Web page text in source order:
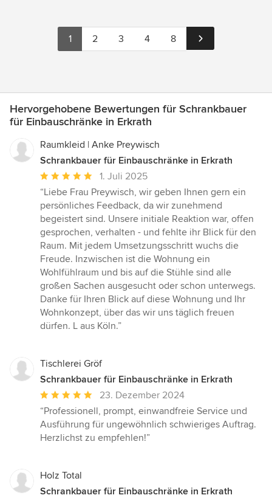
1 2 3 4 8
Hervorgehobene Bewertungen für Schrankbauer
für Einbauschränke in Erkrath
Raumkleid | Anke Preywisch
Schrankbauer für Einbauschränke in Erkrath
Durchschnittliche
Bewertung:
5
von
5
Sternen
1. Juli 2025
“Liebe Frau Preywisch, wir geben Ihnen gern ein
persönliches Feedback, da wir zunehmend
begeistert sind. Unsere initiale Reaktion war, offen
gesprochen, verhalten - und fehlte ihr Blick für den
Raum. Mit jedem Umsetzungsschritt wuchs die
Freude. Inzwischen ist die Wohnung ein
Wohlfühlraum und bis auf die Stühle sind alle
großen Sachen ausgesucht oder schon unterwegs.
Danke für Ihren Blick auf diese Wohnung und Ihr
Wohnkonzept, über das wir uns täglich freuen
dürfen. L aus Köln.”
Tischlerei Gröf
Schrankbauer für Einbauschränke in Erkrath
Durchschnittliche
Bewertung:
5
von
23. Dezember 2024
“Professionell, prompt, einwandfreie Service und
Ausführung für ungewöhnlich schwieriges Auftrag.
Herzlichst zu empfehlen!”
Holz Total
Schrankbauer für Einbauschränke in Erkrath